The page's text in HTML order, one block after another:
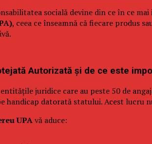
socială devine din ce în ce
, ceea ce înseamnă că fiecare produs
Autorizată și de ce este
juridice care au peste 50 de
handicap datorată statului. Acest lucru
UPAvă aduce: